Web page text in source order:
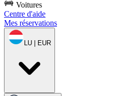
Voitures
Centre d'aide
Mes réservations
LU | EUR